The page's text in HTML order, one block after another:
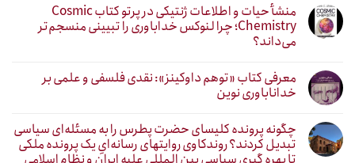
منشأ حیات و اطلاعات ژنتیکی در پرتو کتاب Cosmic
Chemistry؛ چرا لنوکس خداباوری را تبیینی منسجم‌تر
می‌داند؟
معرفی کتاب «توهم داوکینز»: نقدی فلسفی و علمی بر
خداناباوری نوین
چگونه پرونده کلیسای حضرت پطرس را به مسئله‌ای سیاسی
تبدیل کردند؟ روندکاوی روایتهای رسانه‌ایِ یک پرونده ملکی